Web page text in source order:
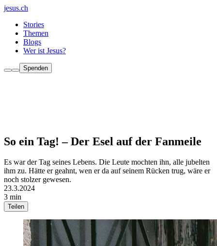
jesus.ch
Stories
Themen
Blogs
Wer ist Jesus?
Spenden
So ein Tag! – Der Esel auf der Fanmeile
Es war der Tag seines Lebens. Die Leute mochten ihn, alle jubelten
ihm zu. Hätte er geahnt, wen er da auf seinem Rücken trug, wäre er
noch stolzer gewesen.
23.3.2024
3 min
Teilen